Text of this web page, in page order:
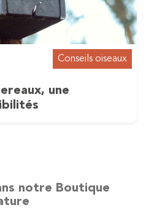
Conseils oiseaux
une
notre Boutique